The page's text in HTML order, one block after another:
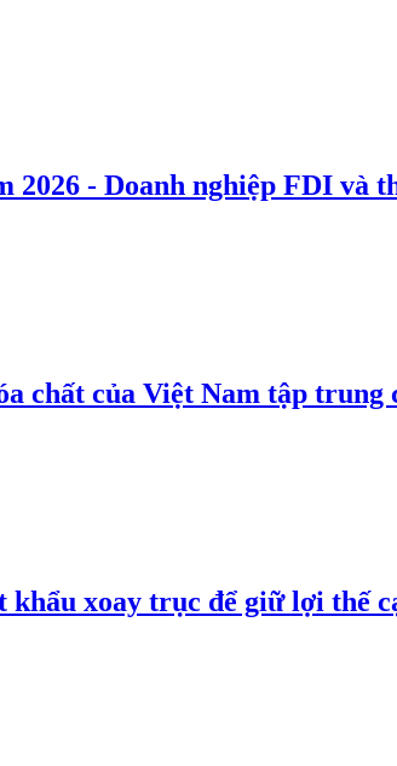
2026 - Doanh nghiệp FDI
chất của Việt Nam tập
khẩu xoay trục để giữ lợi thế